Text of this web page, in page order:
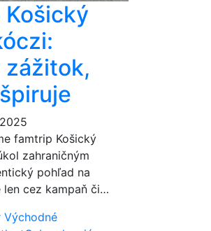
Košický
zážitok,
famtrip Košický
zahraničným
pohľad na
len cez kampaň či…